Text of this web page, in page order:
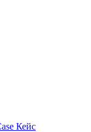
Кейс